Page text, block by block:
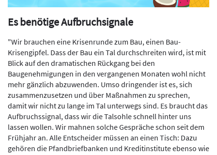
Es benötige Aufbruchsignale
"Wir brauchen eine Krisenrunde zum Bau, einen Bau-
Krisengipfel. Dass der Bau ein Tal durchschreiten wird, ist mit
Blick auf den dramatischen Rückgang bei den
Baugenehmigungen in den vergangenen Monaten wohl nicht
mehr gänzlich abzuwenden. Umso dringender ist es, sich
zusammenzusetzen und über Maßnahmen zu sprechen,
damit wir nicht zu lange im Tal unterwegs sind. Es braucht das
Aufbruchssignal, dass wir die Talsohle schnell hinter uns
lassen wollen. Wir mahnen solche Gespräche schon seit dem
Frühjahr an. Alle Entscheider müssen an einen Tisch: Dazu
gehören die Pfandbriefbanken und Kreditinstitute ebenso wie